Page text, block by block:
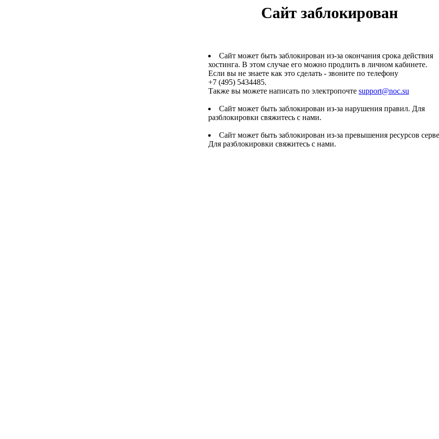
Сайт заблокирован
Сайт может быть заблокирован из-за окончания срока действия
хостинга. В этом случае его можно продлить в личном кабинете.
Если вы не знаете как это сделать - звоните по телефону
+7 (495) 5434485.
Также вы можете написать по электропочте support@noc.su
Сайт может быть заблокирован из-за нарушения правил. Для
разблокировки свяжитесь с нами.
Сайт может быть заблокирован из-за превышения ресурсов
Для разблокировки свяжитесь с нами.